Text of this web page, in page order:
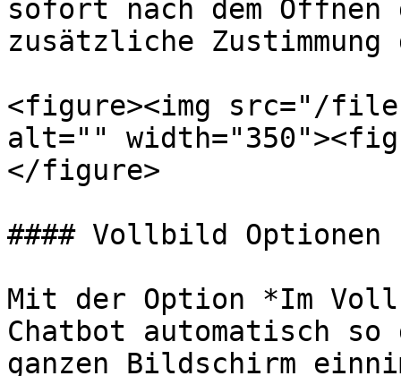
sofort nach dem Öffnen
zusätzliche
<figure><img src="/files/
alt=""
</figure>
#### Vollbild Optionen
Mit der Option *Im
Chatbot automatisch
ganzen Bildschirm